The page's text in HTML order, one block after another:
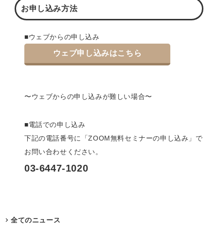
お申し込み方法
■ウェブからの申し込み
ウェブ申し込みはこちら
〜ウェブからの申し込みが難しい場合〜
■電話での申し込み
下記の電話番号に「ZOOM無料セミナーの申し込み」で
お問い合わせください。
03-6447-1020
全てのニュース